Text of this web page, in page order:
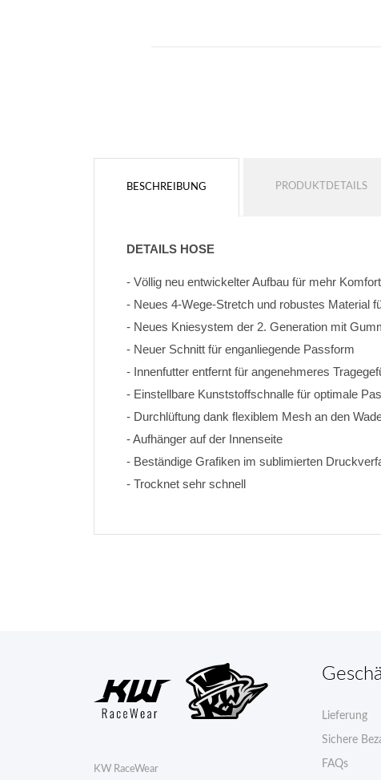
BESCHREIBUNG PRODUKTDETAILS
DETAILS HOSE
- Völlig neu entwickelter Aufbau für mehr
- Neues 4-Wege-Stretch und robustes Material
- Neues Kniesystem der 2. Generation mit
- Neuer Schnitt für enganliegende Passform
- Innenfutter entfernt für angenehmeres
- Einstellbare Kunststoffschnalle für optimale
- Durchlüftung dank flexiblem Mesh an den
- Aufhänger auf der Innenseite
- Beständige Grafiken im sublimierten
- Trocknet sehr schnell
KW RaceWear
Lieferung
Sichere
FAQs